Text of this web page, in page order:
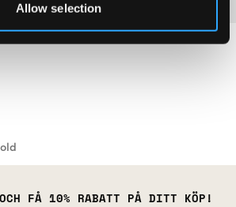
Allow selection
FÅ 10% RABATT PÅ DITT KÖP!